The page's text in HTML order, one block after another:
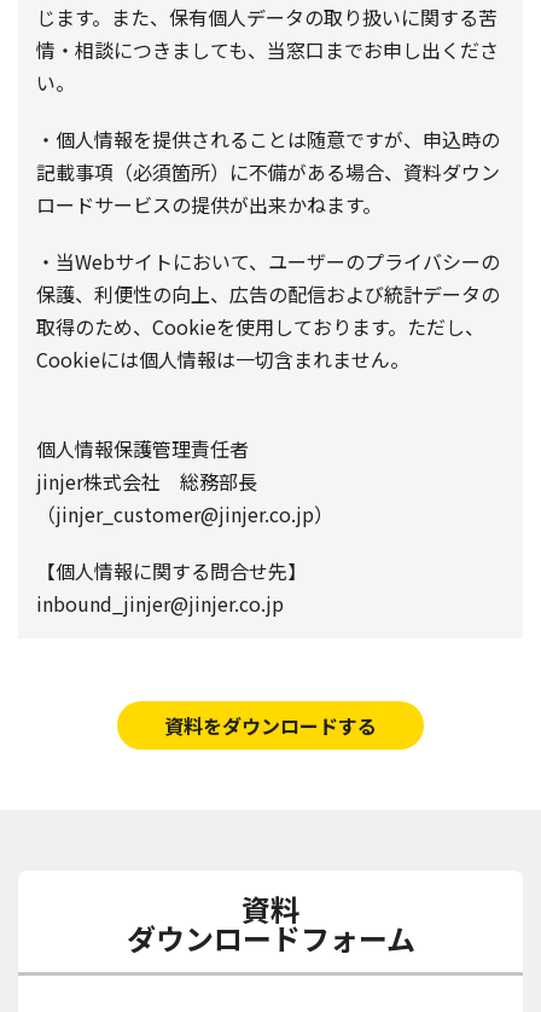
じます。また、保有個人データの取り扱いに関する苦
情・相談につきましても、当窓口までお申し出くださ
い。
・個人情報を提供されることは随意ですが、申込時の
記載事項（必須箇所）に不備がある場合、資料ダウン
ロードサービスの提供が出来かねます。
・当Webサイトにおいて、ユーザーのプライバシーの
保護、利便性の向上、広告の配信および統計データの
取得のため、Cookieを使用しております。ただし、
Cookieには個人情報は一切含まれません。
個人情報保護管理責任者
jinjer株式会社 総務部長
（jinjer_customer@jinjer.co.jp）
【個人情報に関する問合せ先】
inbound_jinjer@jinjer.co.jp
資料をダウンロードする
資料
ダウンロードフォーム